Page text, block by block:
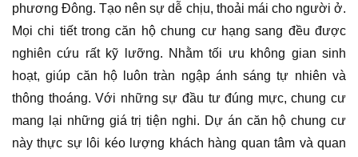
phương Đông. Tạo nên sự dễ chịu, thoải mái cho người ở.
Mọi chi tiết trong căn hộ chung cư hạng sang đều được
nghiên cứu rất kỹ lưỡng. Nhằm tối ưu không gian sinh
hoạt, giúp căn hộ luôn tràn ngập ánh sáng tự nhiên và
thông thoáng. Với những sự đầu tư đúng mực, chung cư
mang lại những giá trị tiện nghi. Dự án căn hộ chung cư
này thực sự lôi kéo lượng khách hàng quan tâm và quan